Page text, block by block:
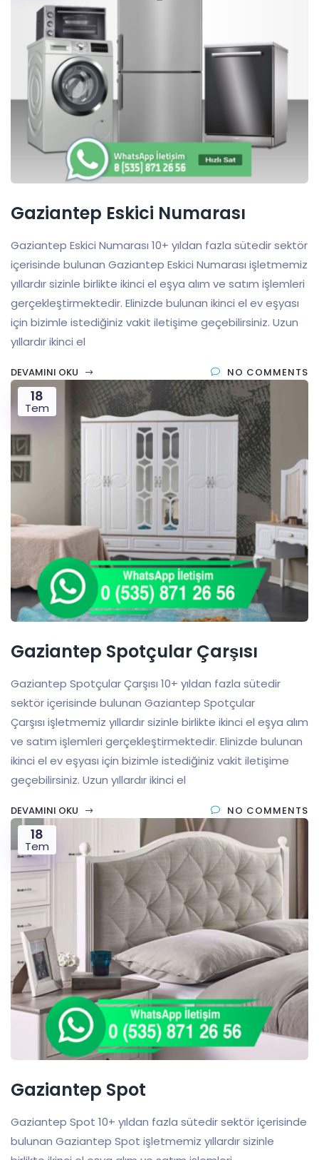
Gaziantep Eskici Numarası
Gaziantep Eskici Numarası 10+ yıldan fazla sütedir sektör
içerisinde bulunan Gaziantep Eskici Numarası işletmemiz
yıllardır sizinle birlikte ikinci el eşya alım ve satım işlemleri
gerçekleştirmektedir. Elinizde bulunan ikinci el ev eşyası
için bizimle istediğiniz vakit iletişime geçebilirsiniz. Uzun
yıllardır ikinci el
DEVAMINI OKU NO COMMENTS
18
Tem
Gaziantep Spotçular Çarşısı
Gaziantep Spotçular Çarşısı 10+ yıldan fazla sütedir
sektör içerisinde bulunan Gaziantep Spotçular
Çarşısı işletmemiz yıllardır sizinle birlikte ikinci el eşya alım
ve satım işlemleri gerçekleştirmektedir. Elinizde bulunan
ikinci el ev eşyası için bizimle istediğiniz vakit iletişime
geçebilirsiniz. Uzun yıllardır ikinci el
DEVAMINI OKU NO COMMENTS
18
Tem
Gaziantep Spot
Gaziantep Spot 10+ yıldan fazla sütedir sektör içerisinde
bulunan Gaziantep Spot işletmemiz yıllardır sizinle